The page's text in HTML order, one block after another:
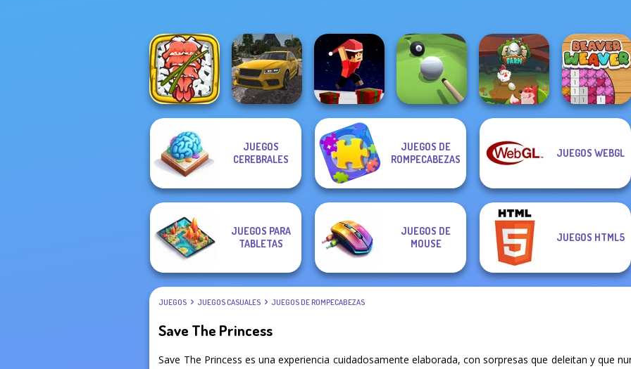
Giant Sushi:
Merge Master
Game
Real Drift
Multiplayer
Parkour Block
Xmas Special
Pool Master 3D Egg Farm
JUEGOS
CEREBRALES
JUEGOS DE
ROMPECABEZAS
JUEGOS WEBGL
JUEGOS PARA
TABLETAS
JUEGOS DE
MOUSE
JUEGOS HTML5
JUEGOS JUEGOS CASUALES JUEGOS DE ROMPECABEZAS
Save The Princess
Save The Princess es una experiencia cuidadosamente elaborada, con sorpresas que deleitan y que